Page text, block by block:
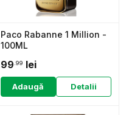
Paco Rabanne 1 Million -
100ML
99 .99 lei
Adaugă Detalii